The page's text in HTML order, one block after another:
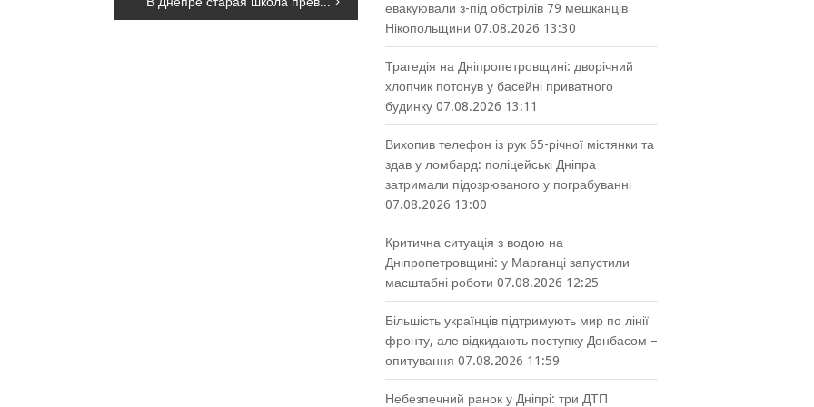
евакуювали з-під обстрілів 79 мешканців
Нікопольщини 07.08.2026 13:30
Трагедія на Дніпропетровщині: дворічний
хлопчик потонув у басейні приватного
будинку 07.08.2026 13:11
Вихопив телефон із рук 65-річної містянки та
здав у ломбард: поліцейські Дніпра
затримали підозрюваного у пограбуванні
07.08.2026 13:00
Критична ситуація з водою на
Дніпропетровщині: у Марганці запустили
масштабні роботи 07.08.2026 12:25
Більшість українців підтримують мир по лінії
фронту, але відкидають поступку Донбасом –
опитування 07.08.2026 11:59
Небезпечний ранок у Дніпрі: три ДТП